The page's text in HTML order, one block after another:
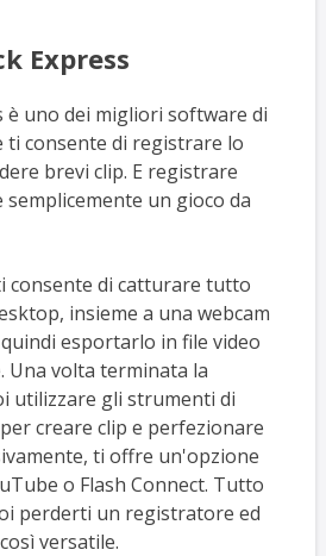
Express
è uno dei migliori software di
ti consente di registrare lo
brevi clip. E registrare
un gioco da
consente di catturare tutto
insieme a una webcam
esportarlo in file video
Una volta terminata la
utilizzare gli strumenti di
creare clip e perfezionare
ti offre un'opzione
o Flash Connect. Tutto
perderti un registratore ed
versatile.